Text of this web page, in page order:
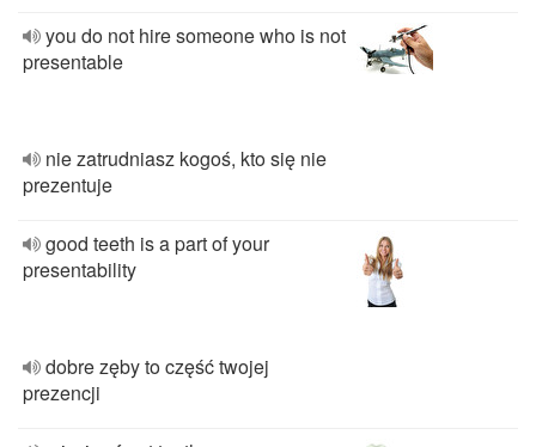
you do not hire someone who is not
presentable
nie zatrudniasz kogoś, kto się nie
prezentuje
good teeth is a part of your
presentability
dobre zęby to część twojej
prezencji